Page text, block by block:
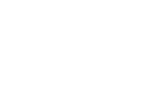
bei Wechsel der